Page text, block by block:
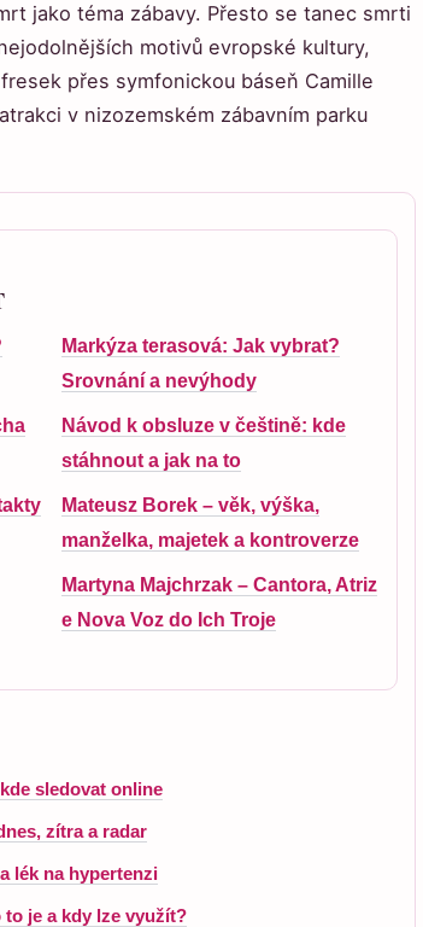
jako téma zábavy. Přesto se tanec smrti
motivů evropské kultury,
přes symfonickou báseň Camille
v nizozemském zábavním parku
Markýza terasová: Jak vybrat?
Srovnání a nevýhody
Návod k obsluze v češtině: kde
stáhnout a jak na to
Mateusz Borek – věk, výška,
manželka, majetek a kontroverze
Martyna Majchrzak – Cantora, Atriz
e Nova Voz do Ich Troje
sledovat online
zítra a radar
lék na hypertenzi
je a kdy lze využít?